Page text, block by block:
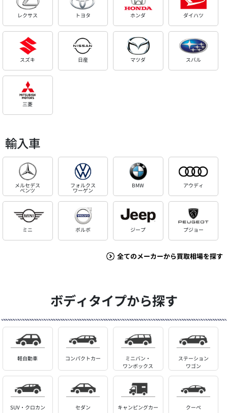
レクサス トヨタ ホンダ ダイハツ
スズキ 日産 マツダ スバル
三菱
輸入車
メルセデス
ベンツ
フォルクス
ワーゲン
BMW アウディ
ミニ ボルボ ジープ プジョー
全てのメーカーから買取相場を探す
ボディタイプから探す
軽自動車 コンパクトカー
ミニバン・
ワンボックス
ステーション
ワゴン
SUV・クロカン セダン キャンピングカー クーペ